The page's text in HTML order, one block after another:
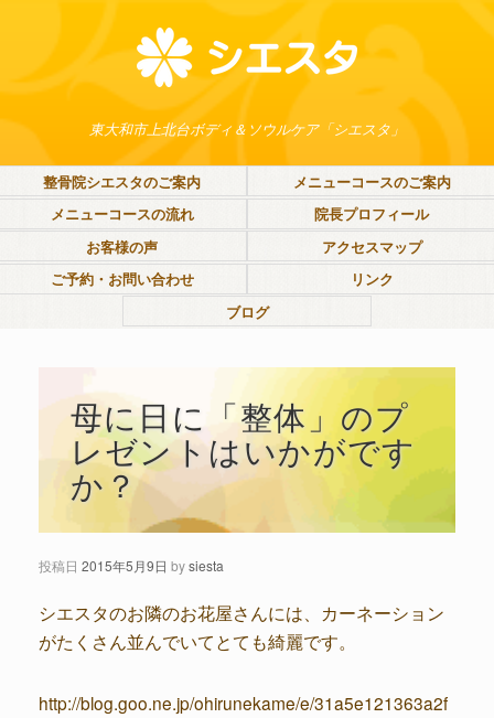
東大和市上北台ボディ＆ソウルケア「シエスタ」
整骨院シエスタのご案内
メニューコースのご案内
メニューコースの流れ
院長プロフィール
お客様の声
アクセスマップ
ご予約・お問い合わせ
リンク
ブログ
母に日に「整体」のプ
レゼントはいかがです
か？
投稿日 2015年5月9日 bysiesta
シエスタのお隣のお花屋さんには、カーネーション
がたくさん並んでいてとても綺麗です。
http://blog.goo.ne.jp/ohirunekame/e/31a5e121363a2f